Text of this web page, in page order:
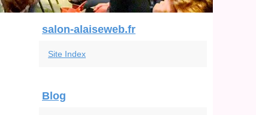
salon-alaiseweb.fr
Site Index
Blog